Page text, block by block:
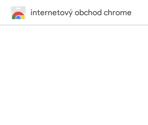
internetový obchod chrome